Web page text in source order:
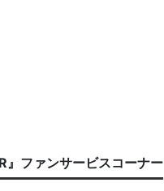
』ファンサービスコーナー